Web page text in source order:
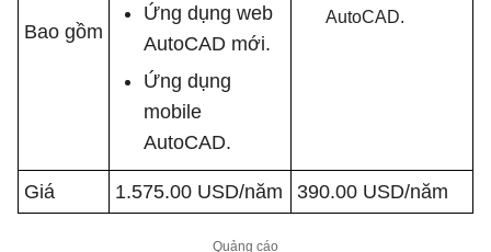
Bao gồm
Ứng dụng web
AutoCAD mới.
Ứng dụng
mobile
AutoCAD.
AutoCAD.
Giá 1.575.00 USD/năm 390.00 USD/năm